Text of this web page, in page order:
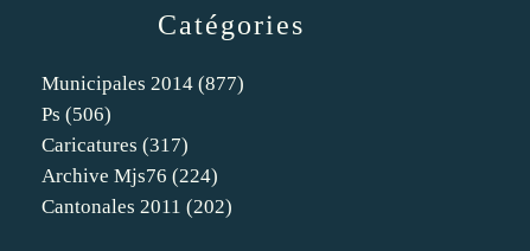
Catégories
Municipales 2014 (877)
Ps (506)
Caricatures (317)
Archive Mjs76 (224)
Cantonales 2011 (202)